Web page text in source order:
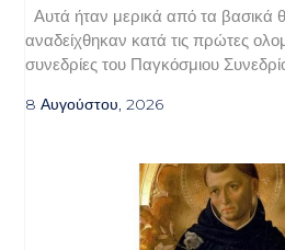
Αυτά ήταν μερικά από τα βασικά
αναδείχθηκαν κατά τις πρώτες
συνεδρίες του Παγκόσμιου
8 Αυγούστου, 2026